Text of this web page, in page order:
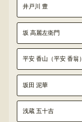
井戸川 豊
坂 高麗左衛門
平安 香山（平安 香翁）
坂田 泥華
浅蔵 五十吉